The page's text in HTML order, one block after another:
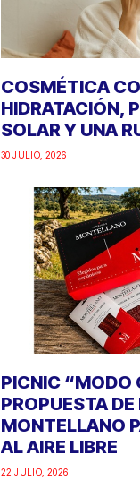
COSMÉTICA
HIDRATACIÓN,
SOLAR Y UNA
30 JULIO, 2026
PICNIC “MODO
PROPUESTA
MONTELLANO
AL AIRE LIBRE
22 JULIO, 2026